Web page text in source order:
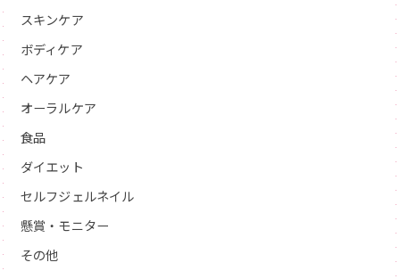
スキンケア
ボディケア
ヘアケア
オーラルケア
食品
ダイエット
セルフジェルネイル
懸賞・モニター
その他